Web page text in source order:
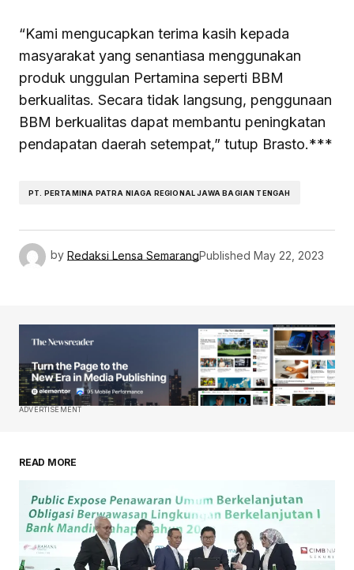
“Kami mengucapkan terima kasih kepada
masyarakat yang senantiasa menggunakan
produk unggulan Pertamina seperti BBM
berkualitas. Secara tidak langsung, penggunaan
BBM berkualitas dapat membantu peningkatan
pendapatan daerah setempat,” tutup Brasto.***
PT. PERTAMINA PATRA NIAGA REGIONAL JAWA BAGIAN TENGAH
by Redaksi Lensa SemarangPublished May 22, 2023
ADVERTISEMENT
READ MORE